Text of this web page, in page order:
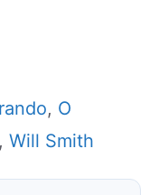
, O
Will Smith